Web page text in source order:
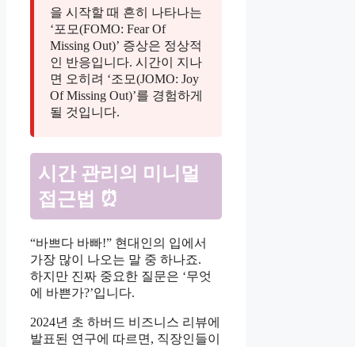
을 시작할 때 흔히 나타나는
‘포모(FOMO: Fear Of
Missing Out)’ 증상은 정상적
인 반응입니다. 시간이 지나
면 오히려 ‘조모(JOMO: Joy
Of Missing Out)’를 경험하게
될 것입니다.
시간 관리의 미니멀
접근법 ⏰
“바쁘다 바빠!” 현대인의 입에서
가장 많이 나오는 말 중 하나죠.
하지만 진짜 중요한 질문은 ‘무엇
에 바쁜가?’입니다.
2024년 초 하버드 비즈니스 리뷰에
발표된 연구에 따르면, 직장인들이